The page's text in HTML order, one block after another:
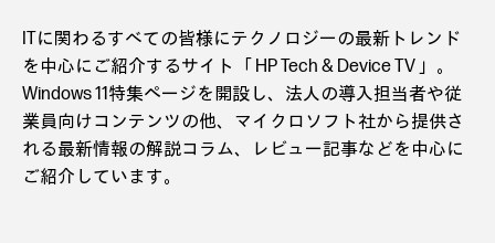
ITに関わるすべての皆様にテクノロジーの最新トレンド
を中心にご紹介するサイト「 HP Tech & Device TV 」。
Windows 11特集ページを開設し、法人の導入担当者や従
業員向けコンテンツの他、マイクロソフト社から提供さ
れる最新情報の解説コラム、レビュー記事などを中心に
ご紹介しています。